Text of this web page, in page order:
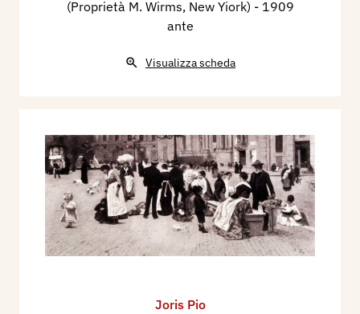
(Proprietà M. Wirms, New Yiork) - 1909
ante
Visualizza scheda
Joris Pio